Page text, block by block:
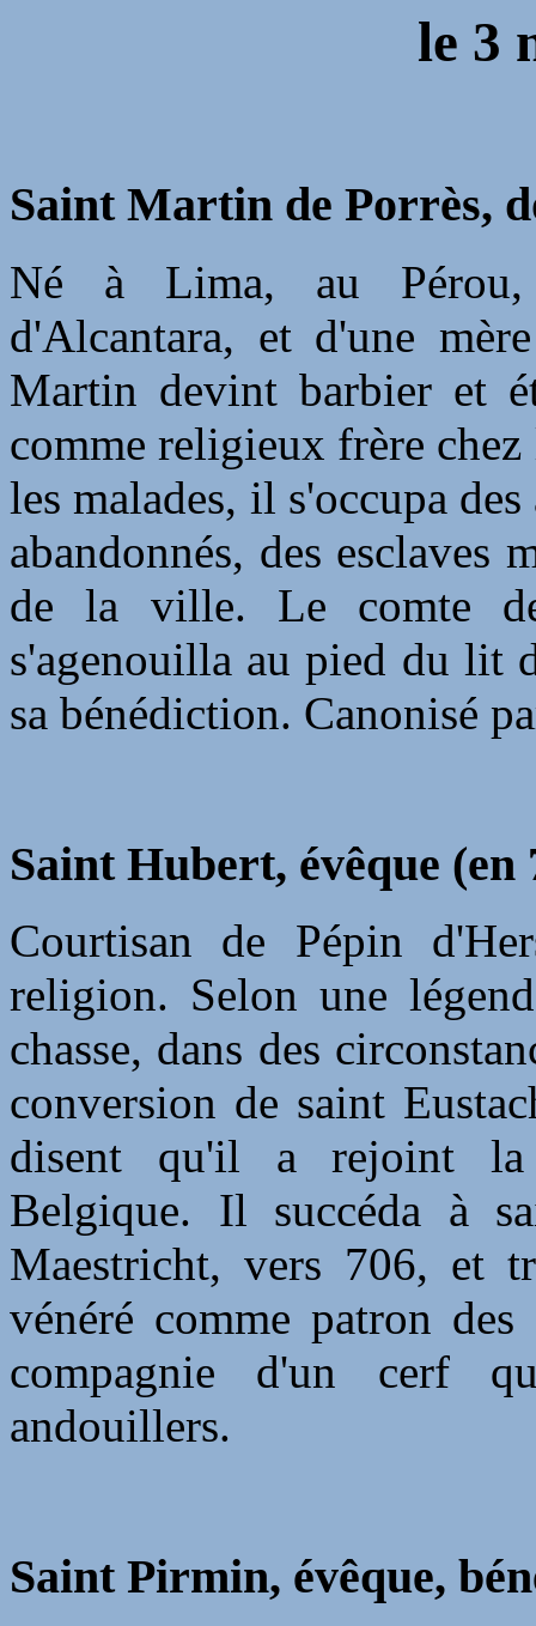
le 3
Saint Martin de Porrès,
Né à Lima, au Pérou,
d'Alcantara, et d'une
Martin devint barbier et
comme religieux frère
les malades, il s'occupa
abandonnés, des esclaves
de la ville. Le comte
s'agenouilla au pied du lit
sa bénédiction. Canonisé
Saint Hubert, évêque (en
Courtisan de Pépin
religion. Selon une
chasse, dans des
conversion de saint
disent qu'il a rejoint la
Belgique. Il succéda à
Maestricht, vers 706, et
vénéré comme patron
compagnie d'un cerf
andouillers.
Saint Pirmin, évêque,